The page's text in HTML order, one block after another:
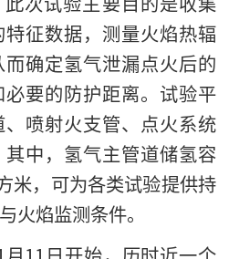
征数据，测量火焰热辐
确定氢气泄漏点火后的
要的防护距离。试验平
喷射火支管、点火系统
中，氢气主管道储氢容
米，可为各类试验提供持
火焰监测条件。